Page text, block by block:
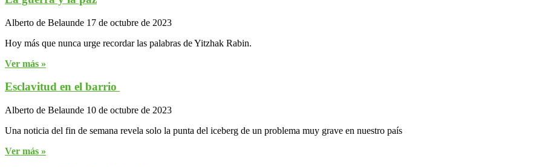
Alberto de Belaunde 17 de octubre de 2023
Hoy más que nunca urge recordar las palabras de Yitzhak Rabin.
Ver más »
Esclavitud en el barrio
Alberto de Belaunde 10 de octubre de 2023
Una noticia del fin de semana revela solo la punta del iceberg de un problema muy grave en nuestro país
Ver más »